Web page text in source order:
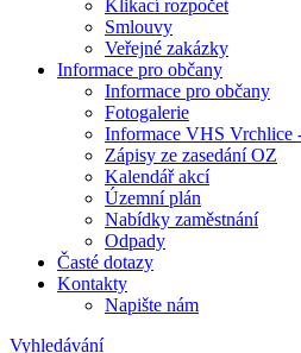
Klikací rozpočet
Smlouvy
Veřejné zakázky
Informace pro občany
Informace pro občany
Fotogalerie
Informace VHS Vrchlice
Zápisy ze zasedání OZ
Kalendář akcí
Územní plán
Nabídky zaměstnání
Odpady
Časté dotazy
Kontakty
Napište nám
Vyhledávání